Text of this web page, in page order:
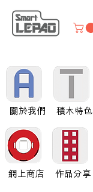
關於我們 積木特色
網上商店 作品分享